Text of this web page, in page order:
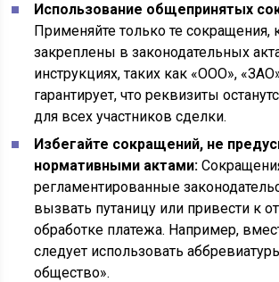
Использование общепринятых
Применяйте только те сокращения,
закреплены в законодательных
инструкциях, таких как «ООО»,
гарантирует, что реквизиты
для всех участников сделки.
Избегайте сокращений, не
нормативными актами:
регламентированные
вызвать путаницу или привести к
обработке платежа. Например,
следует использовать
общество».